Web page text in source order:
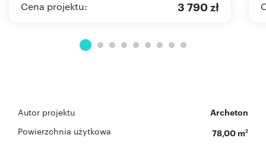
Cena projektu: 3 790 zł
Autor projektu Archeton
Powierzchnia użytkowa 78,00 m2